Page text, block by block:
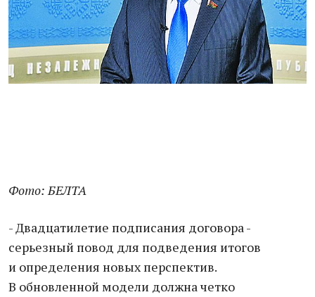
Фото: БЕЛТА
- Двадцатилетие подписания договора -
серьезный повод для подведения итогов
и определения новых перспектив.
В обновленной модели должна четко